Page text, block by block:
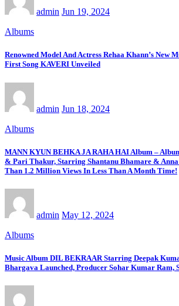
admin Jun 19, 2024
Albums
Renowned Model And Actress Rehaa Khann’s New
First Song KAVERI Unveiled
admin Jun 18, 2024
Albums
MANN KYUN BEHKA JA RAHA HAI Album –
& Pari Thakur, Starring Shantanu Bhamare &
Than 1.2 Million Views In Less Than A Month Time!
admin May 12, 2024
Albums
Music Album DIL BEKRAAR Starring Deepak
Bhargava Launched, Producer Sohar Kumar Ram,